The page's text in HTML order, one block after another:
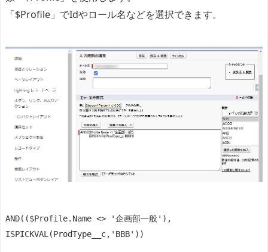
「$Profile」でIdやロール名などを選択できます。
AND(($Profile.Name <> '企画部一般'),
ISPICKVAL(ProdType__c,'BBB'))